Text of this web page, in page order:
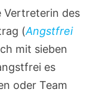
Vertreterin des
(Angstfrei
mit sieben
es
oder Team